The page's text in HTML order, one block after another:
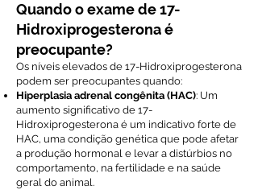
Quando o exame de 17-
Hidroxiprogesterona é
preocupante?
Os níveis elevados de 17-Hidroxiprogesterona
podem ser preocupantes quando:
Hiperplasia adrenal congênita (HAC): Um
aumento significativo de 17-
Hidroxiprogesterona é um indicativo forte de
HAC, uma condição genética que pode afetar
a produção hormonal e levar a distúrbios no
comportamento, na fertilidade e na saúde
geral do animal.